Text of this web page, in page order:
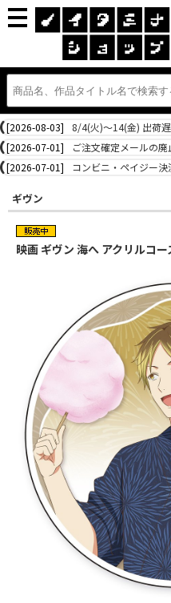
[2026-08-03]
8/4(火)～14(金) 出荷
[2026-07-01]
ご注文確定メールの廃
[2026-07-01]
コンビニ・ペイジー
ギヴン
映画 ギヴン 海へ アクリルコ